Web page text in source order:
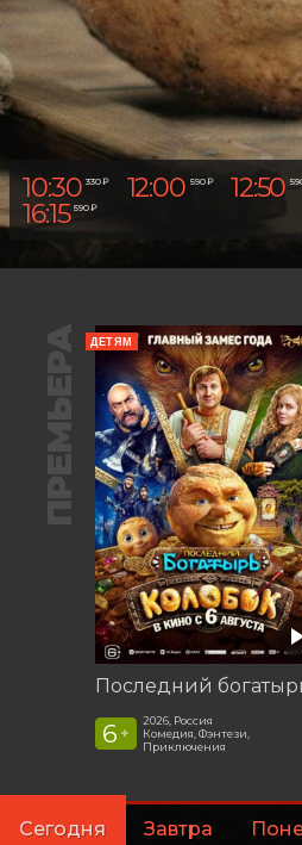
10:30 330 ₽ 12:00 590 ₽ 12:50
16:15 590 ₽
ПРЕМЬЕРА ДЕТЯМ
6 +
2026, Россия
Комедия, Фэнтези,
Приключения
Сегодня Завтра